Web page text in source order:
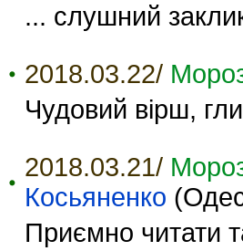
... слушний
2018.03.22/
Чудовий вірш,
2018.03.21/
Косьяненко
Приємно читати